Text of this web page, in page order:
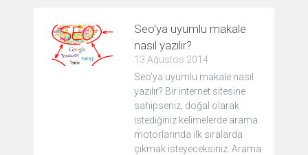
Seo’ya uyumlu makale
nasıl yazılır?
13 Ağustos 2014
Seo’ya uyumlu makale nasıl
yazılır? Bir internet sitesine
sahipseniz, doğal olarak
istediğiniz kelimelerde arama
motorlarında ilk sıralarda
çıkmak isteyeceksiniz. Arama